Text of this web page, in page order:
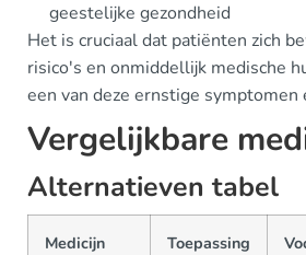
geestelijke gezondheid
Het is cruciaal dat patiënten zich
risico's en onmiddellijk medische
een van deze ernstige symptomen
Vergelijkbare
Alternatieven tabel
Medicijn Toepassing